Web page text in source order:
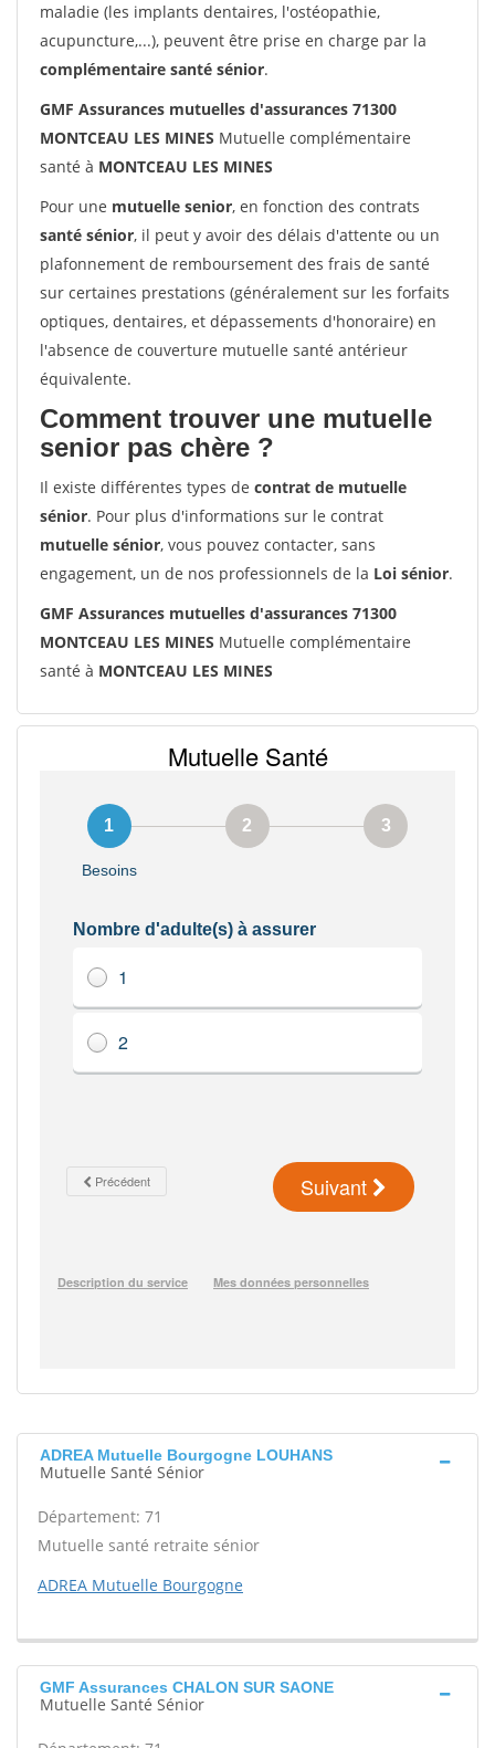
maladie (les implants dentaires, l'ostéopathie,
acupuncture,...), peuvent être prise en charge par la
complémentaire santé sénior.
GMF Assurances mutuelles d'assurances 71300
MONTCEAU LES MINES Mutuelle complémentaire
santé à MONTCEAU LES MINES
Pour une mutuelle senior, en fonction des contrats
santé sénior, il peut y avoir des délais d'attente ou un
plafonnement de remboursement des frais de santé
sur certaines prestations (généralement sur les forfaits
optiques, dentaires, et dépassements d'honoraire) en
l'absence de couverture mutuelle santé antérieur
équivalente.
Comment trouver une mutuelle
senior pas chère ?
Il existe différentes types de contrat de mutuelle
sénior. Pour plus d'informations sur le contrat
mutuelle sénior, vous pouvez contacter, sans
engagement, un de nos professionnels de la Loi sénior.
GMF Assurances mutuelles d'assurances 71300
MONTCEAU LES MINES Mutuelle complémentaire
santé à MONTCEAU LES MINES
ADREA Mutuelle Bourgogne LOUHANS
Mutuelle Santé Sénior
Département: 71
Mutuelle santé retraite sénior
ADREA Mutuelle Bourgogne
GMF Assurances CHALON SUR SAONE
Mutuelle Santé Sénior